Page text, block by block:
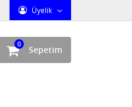
Üyelik
Sepetim
0